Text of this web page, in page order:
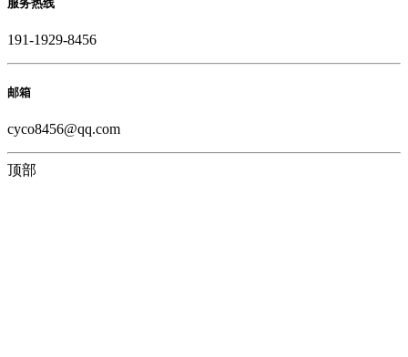
服务热线
191-1929-8456
邮箱
cyco8456@qq.com
顶部